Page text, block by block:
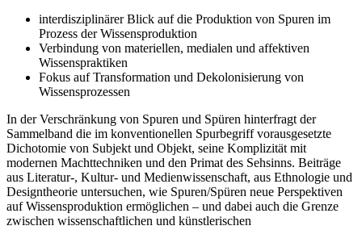
interdisziplinärer Blick auf die Produktion von Spuren im
Prozess der Wissensproduktion
Verbindung von materiellen, medialen und affektiven
Wissenspraktiken
Fokus auf Transformation und Dekolonisierung von
Wissensprozessen
In der Verschränkung von Spuren und Spüren hinterfragt der
Sammelband die im konventionellen Spurbegriff vorausgesetzte
Dichotomie von Subjekt und Objekt, seine Komplizität mit
modernen Machttechniken und den Primat des Sehsinns. Beiträge
aus Literatur-, Kultur- und Medienwissenschaft, aus Ethnologie und
Designtheorie untersuchen, wie Spuren/Spüren neue Perspektiven
auf Wissensproduktion ermöglichen – und dabei auch die Grenze
zwischen wissenschaftlichen und künstlerischen